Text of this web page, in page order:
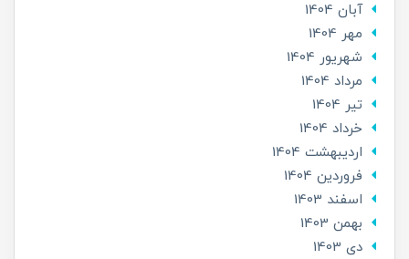
آبان 1404
مهر 1404
شهریور 1404
مرداد 1404
تير 1404
خرداد 1404
ارديبهشت 1404
فروردین 1404
اسفند 1403
بهمن 1403
دی 1403